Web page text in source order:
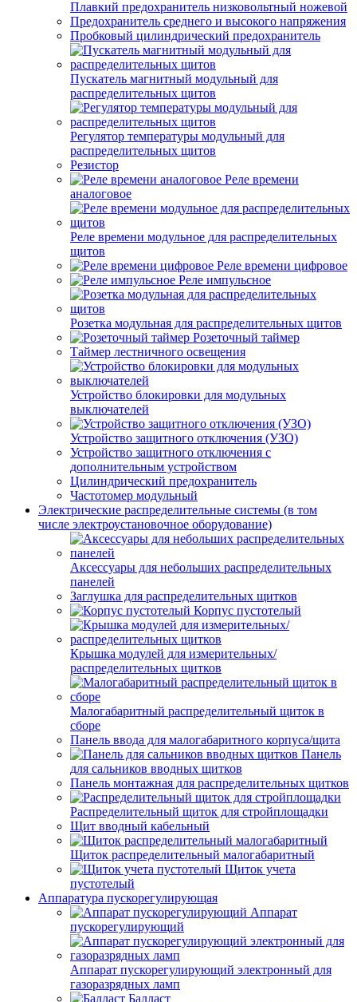
Плавкий предохранитель низковольтный ножевой
Предохранитель среднего и высокого напряжения
Пробковый цилиндрический предохранитель
Пускатель магнитный модульный для
распределительных щитов
Регулятор температуры модульный для
распределительных щитов
Резистор
Реле времени
аналоговое
Реле времени модульное для распределительных
щитов
Реле времени цифровое
Реле импульсное
Розетка модульная для распределительных щитов
Розеточный таймер
Таймер лестничного освещения
Устройство блокировки для модульных
выключателей
Устройство защитного отключения (УЗО)
Устройство защитного отключения с
дополнительным устройством
Цилиндрический предохранитель
Частотомер модульный
Электрические распределительные системы (в том
числе электроустановочное оборудование)
Аксессуары для небольших распределительных
панелей
Заглушка для распределительных щитков
Корпус пустотелый
Крышка модулей для измерительных/
распределительных щитков
Малогабаритный распределительный щиток в
сборе
Панель ввода для малогабаритного корпуса/щита
Панель
для сальников вводных щитков
Панель монтажная для распределительных щитков
Распределительный щиток для стройплощадки
Щит вводный кабельный
Щиток распределительный малогабаритный
Щиток учета
пустотелый
Аппаратура пускорегулирующая
Аппарат
пускорегулирующий
Аппарат пускорегулирующий электронный для
газоразрядных ламп
Балласт